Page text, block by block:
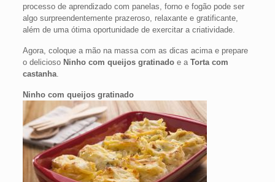
processo de aprendizado com panelas, forno e fogão pode ser
algo surpreendentemente prazeroso, relaxante e gratificante,
além de uma ótima oportunidade de exercitar a criatividade.
Agora, coloque a mão na massa com as dicas acima e prepare
o delicioso Ninho com queijos gratinadoe a Torta com
castanha.
Ninho com queijos gratinado